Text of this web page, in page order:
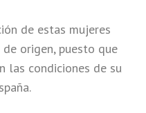
de estas mujeres
origen, puesto que
las condiciones de su